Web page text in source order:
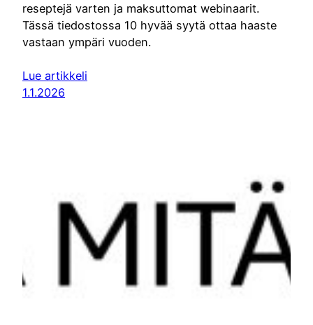
reseptejä varten ja maksuttomat webinaarit.
Tässä tiedostossa 10 hyvää syytä ottaa haaste
vastaan ympäri vuoden.
Lue artikkeli
1.1.2026